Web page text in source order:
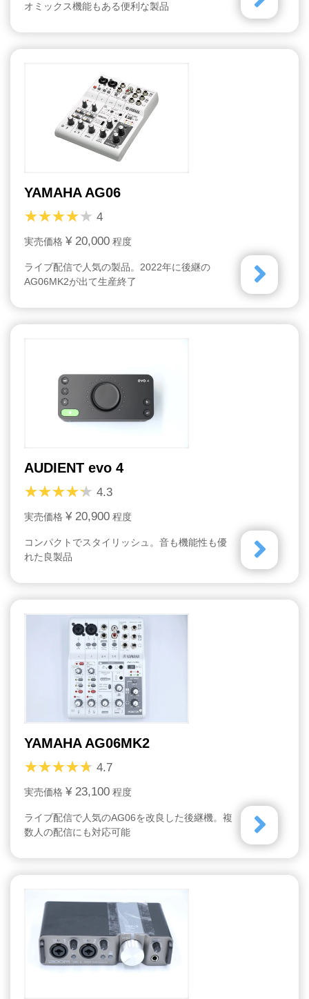
オミックス機能もある便利な製品
YAMAHA AG06
4
実売価格 ¥ 20,000 程度
ライブ配信で人気の製品。2022年に後継の
AG06MK2が出て生産終了
AUDIENT evo 4
4.3
実売価格 ¥ 20,900 程度
コンパクトでスタイリッシュ。音も機能性も優
れた良製品
YAMAHA AG06MK2
4.7
実売価格 ¥ 23,100 程度
ライブ配信で人気のAG06を改良した後継機。複
数人の配信にも対応可能